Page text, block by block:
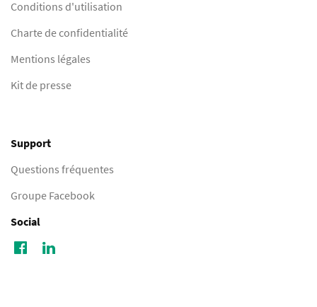
Conditions d'utilisation
Charte de confidentialité
Mentions légales
Kit de presse
Support
Questions fréquentes
Groupe Facebook
Social